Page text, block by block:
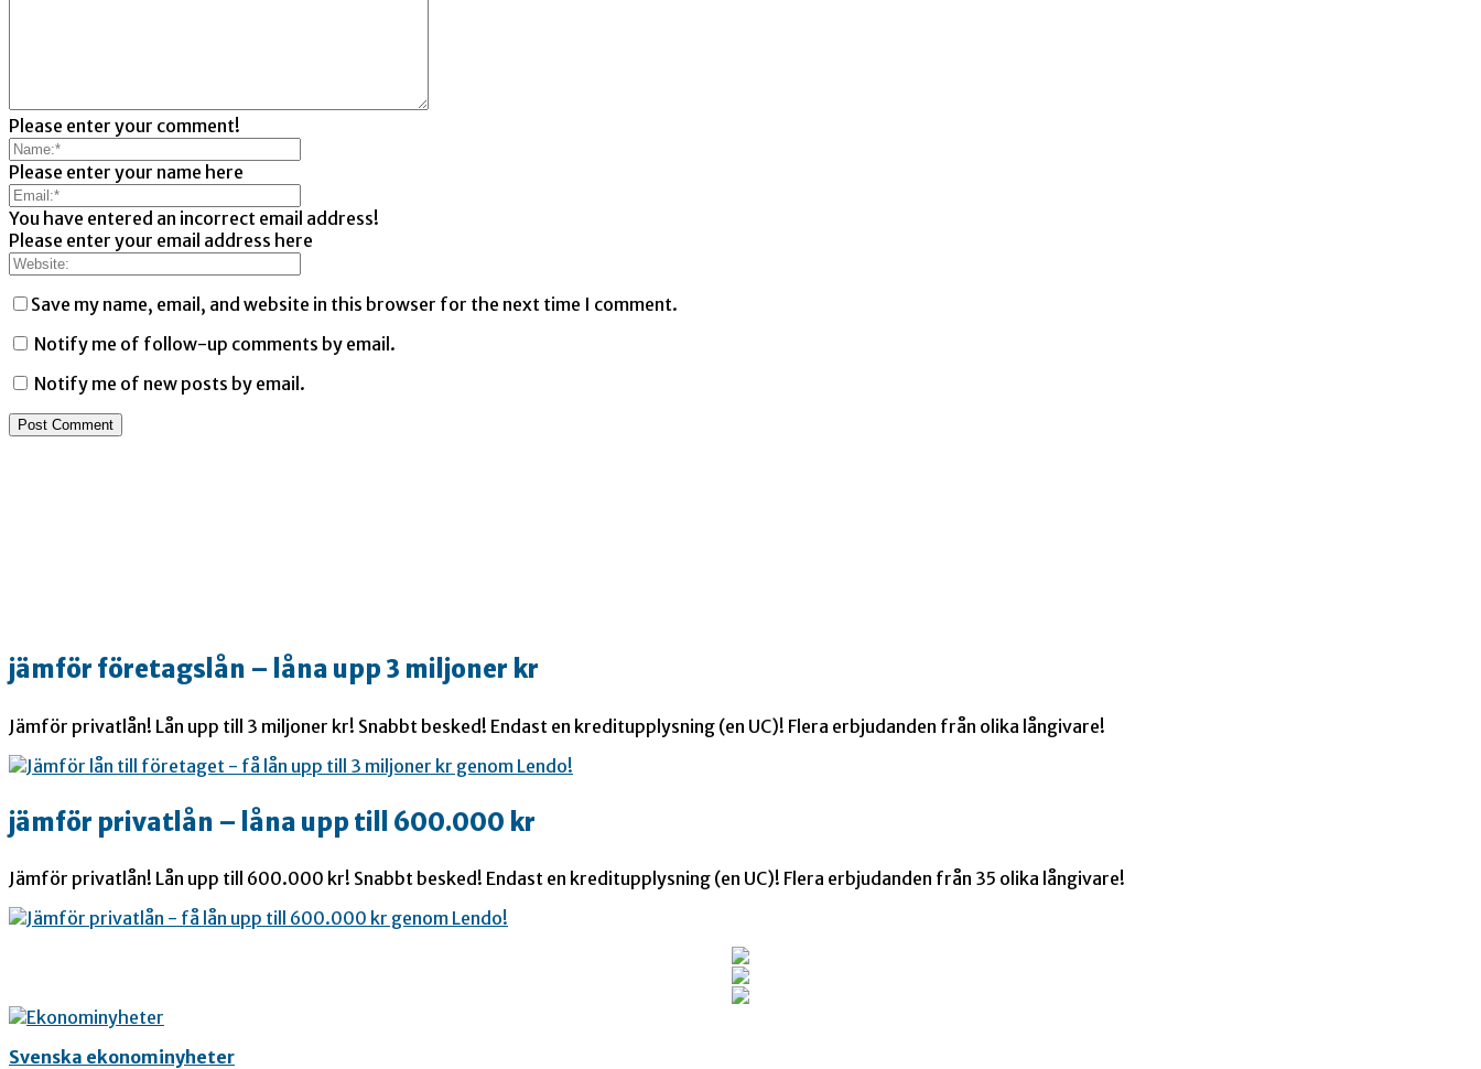
Please enter your comment!
Please enter your name here
You have entered an incorrect email address!
Please enter your email address here
Save my name, email, and website in this browser for the next time I comment.
Notify me of follow-up comments by email.
Notify me of new posts by email.
jämför företagslån – låna upp 3 miljoner kr
Jämför privatlån! Lån upp till 3 miljoner kr! Snabbt besked! Endast en kreditupplysning (en UC)! Flera erbjudanden från olika långivare!
jämför privatlån – låna upp till 600.000 kr
Jämför privatlån! Lån upp till 600.000 kr! Snabbt besked! Endast en kreditupplysning (en UC)! Flera erbjudanden från 35 olika långivare!
Svenska ekonominyheter